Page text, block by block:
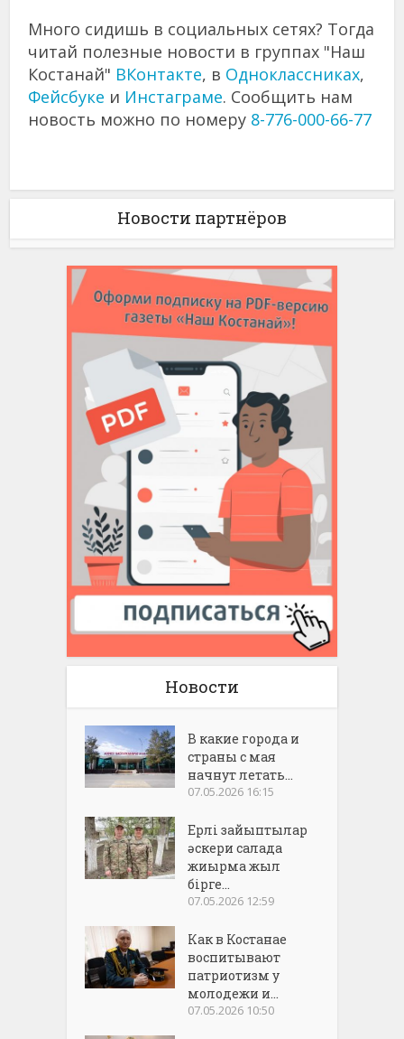
Много сидишь в социальных сетях? Тогда
читай полезные новости в группах "Наш
Костанай" ВКонтакте, в Одноклассниках,
Фейсбуке и Инстаграме. Сообщить нам
новость можно по номеру 8-776-000-66-77
Новости партнёров
Новости
В какие города и
страны с мая
начнут летать...
07.05.2026 16:15
Ерлі зайыптылар
әскери салада
жиырма жыл
бірге...
07.05.2026 12:59
Как в Костанае
воспитывают
патриотизм у
молодежи и...
07.05.2026 10:50